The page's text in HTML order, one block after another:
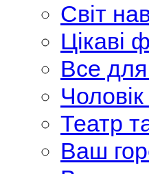
Світ
Цікаві
Все для
Театр
Ваш